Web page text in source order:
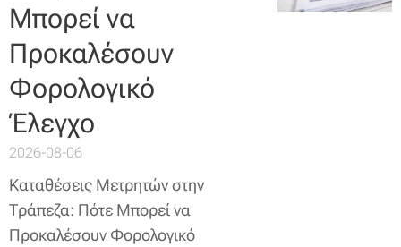
Μπορεί να
Προκαλέσουν
Φορολογικό
Έλεγχο
2026-08-06
Καταθέσεις Μετρητών στην
Τράπεζα: Πότε Μπορεί να
Προκαλέσουν Φορολογικό